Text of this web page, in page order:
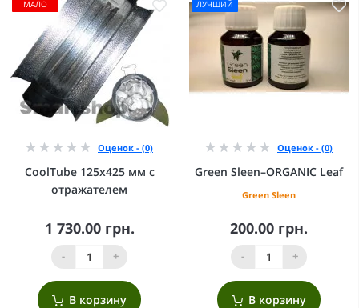
МАЛО
Оценок - (0)
CoolTube 125х425 мм с
отражателем
1 730.00 грн.
- +
В корзину
ЛУЧШИЙ
Оценок - (0)
Green Sleen–ORGANIC Leaf
Green Sleen
200.00 грн.
- +
В корзину